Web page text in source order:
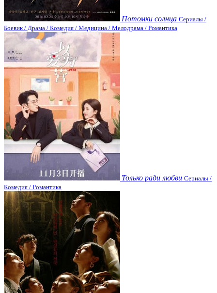
Потомки солнца Сериалы /
Боевик / Драма / Комедия / Медицина / Мелодрама / Романтика
Только ради любви Сериалы /
Комедия / Романтика